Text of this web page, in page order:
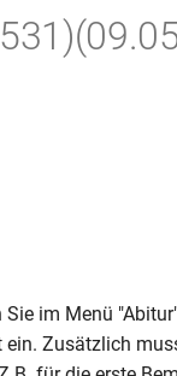
im Menü
Zusätzlich